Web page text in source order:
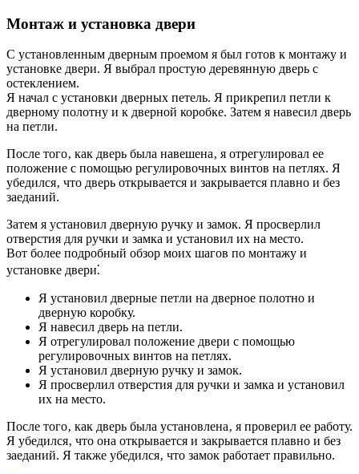
Монтаж и установка двери
С установленным дверным проемом я был готов к монтажу и
установке двери. Я выбрал простую деревянную дверь с
остеклением.
Я начал с установки дверных петель. Я прикрепил петли к
дверному полотну и к дверной коробке. Затем я навесил дверь
на петли.
После того‚ как дверь была навешена‚ я отрегулировал ее
положение с помощью регулировочных винтов на петлях. Я
убедился‚ что дверь открывается и закрывается плавно и без
заеданий.
Затем я установил дверную ручку и замок. Я просверлил
отверстия для ручки и замка и установил их на место.
Вот более подробный обзор моих шагов по монтажу и
установке двери⁚
Я установил дверные петли на дверное полотно и
дверную коробку.
Я навесил дверь на петли.
Я отрегулировал положение двери с помощью
регулировочных винтов на петлях.
Я установил дверную ручку и замок.
Я просверлил отверстия для ручки и замка и установил
их на место.
После того‚ как дверь была установлена‚ я проверил ее работу.
Я убедился‚ что она открывается и закрывается плавно и без
заеданий. Я также убедился‚ что замок работает правильно.